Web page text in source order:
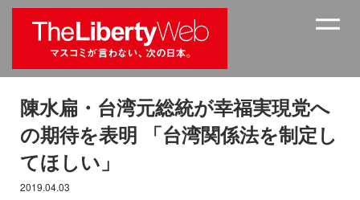
陳水扁・台湾元総統が幸福実現党へ
の期待を表明 「台湾関係法を制定し
てほしい」
2019.04.03